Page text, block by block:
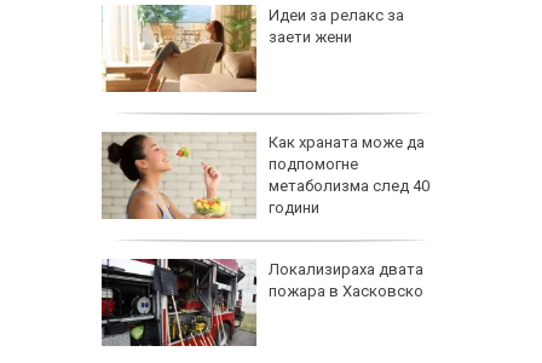
Идеи за релакс за
заети жени
Как храната може да
подпомогне
метаболизма след 40
години
Локализираха двата
пожара в Хасковско